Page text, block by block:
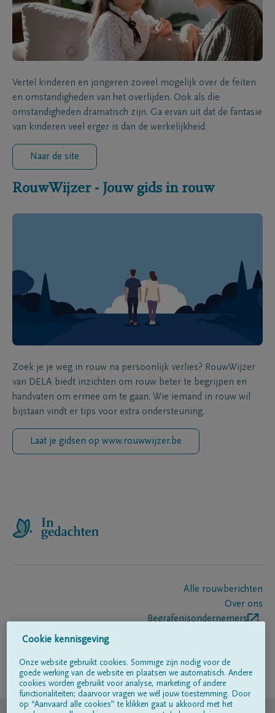
Vertel kinderen en jongeren zoveel mogelijk over de feiten
en omstandigheden van het overlijden. Ook als die
omstandigheden dramatisch zijn. Ga ervan uit dat de fantasie
van kinderen veel erger is dan de werkelijkheid.
Naar de site
RouwWijzer - Jouw gids in rouw
Zoek je je weg in rouw na persoonlijk verlies? RouwWijzer
van DELA biedt inzichten om rouw beter te begrijpen en
handvaten om ermee om te gaan. Wie iemand in rouw wil
bijstaan vindt er tips voor extra ondersteuning.
Laat je gidsen op www.rouwwijzer.be
Alle rouwberichten
Over ons
Begrafenisondernemers
Volg ons op
Cookie kennisgeving
Onze website gebruikt cookies. Sommige zijn nodig voor de
goede werking van de website en plaatsen we automatisch. Andere
cookies worden gebruikt voor analyse, marketing of andere
functionaliteiten; daarvoor vragen we wél jouw toestemming. Door
op “Aanvaard alle cookies” te klikken gaat u akkoord met het